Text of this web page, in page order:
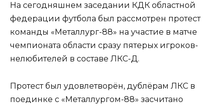
На сегодняшнем заседании КДК областной
федерации футбола был рассмотрен протест
команды «Металлург-88» на участие в матче
чемпионата области сразу пятерых игроков-
нелюбителей в составе ЛКС-Д.
Протест был удовлетворён, дублёрам ЛКС в
поединке с «Металлургом-88» засчитано